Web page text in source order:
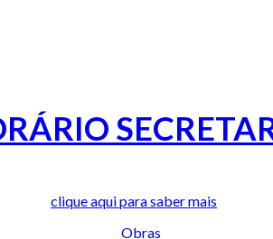
clique aqui para saber mais